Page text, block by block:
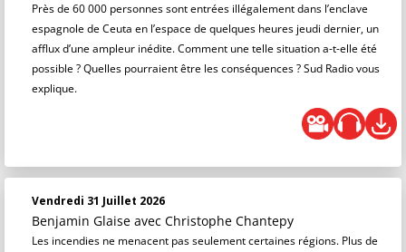
Près de 60 000 personnes sont entrées illégalement dans l’enclave
espagnole de Ceuta en l’espace de quelques heures jeudi dernier, un
afflux d’une ampleur inédite. Comment une telle situation a-t-elle été
possible ? Quelles pourraient être les conséquences ? Sud Radio vous
explique.
Vendredi 31 Juillet 2026
Benjamin Glaise avec Christophe Chantepy
Les incendies ne menacent pas seulement certaines régions. Plus de